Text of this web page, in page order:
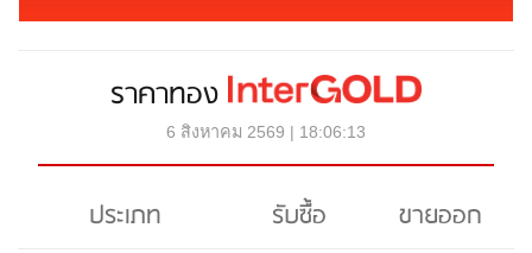
ราคาทอง
6 สิงหาคม 2569 | 18:06:13
ประเภท รับซื้อ
ขายออก